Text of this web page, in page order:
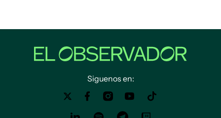
Siguenos en: